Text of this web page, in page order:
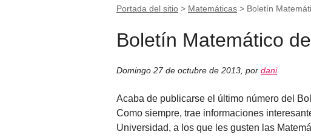
Portada del sitio > Matemáticas > Boletín
Boletín Matemático
Domingo 27 de octubre de 2013 por dani
Acaba de publicarse el último número del
Como siempre, trae informaciones
Universidad, a los que les gusten las